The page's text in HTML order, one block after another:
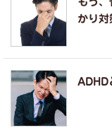
かり対
ADHD